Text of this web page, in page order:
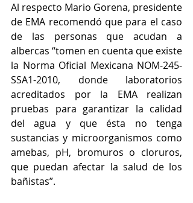
Al respecto Mario Gorena, presidente
de EMA recomendó que para el caso
de las personas que acudan a
albercas “tomen en cuenta que existe
la Norma Oficial Mexicana NOM-245-
SSA1-2010, donde laboratorios
acreditados por la EMA realizan
pruebas para garantizar la calidad
del agua y que ésta no tenga
sustancias y microorganismos como
amebas, pH, bromuros o cloruros,
que puedan afectar la salud de los
bañistas”.